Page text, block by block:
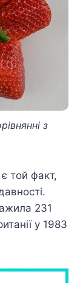
з
той факт,
231
у 1983